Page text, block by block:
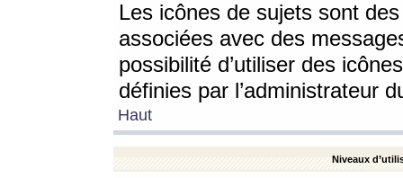
Les icônes de sujets sont
associées avec des
possibilité d’utiliser des
définies par l’administrateur
Haut
Niveaux